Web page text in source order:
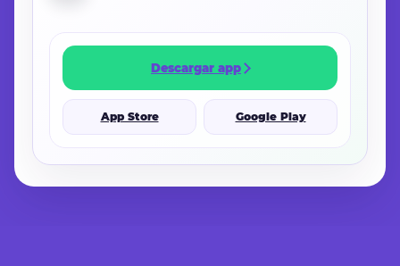
Descargar app
App Store Google Play